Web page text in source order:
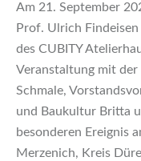
Am 21. September
Prof. Ulrich
des CUBITY
Veranstaltung mit der
Schmale,
und Baukultur Britta
besonderen Ereignis
Merzenich, Kreis